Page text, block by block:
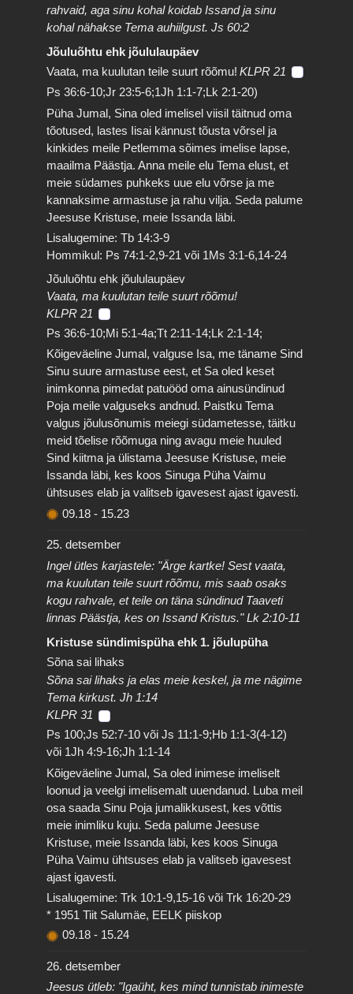
rahvaid, aga sinu kohal koidab Issand ja sinu
kohal nähakse Tema auhiilgust. Js 60:2
Jõuluõhtu ehk jõululaupäev
Vaata, ma kuulutan teile suurt rõõmu! KLPR 21
Ps 36:6-10;Jr 23:5-6;1Jh 1:1-7;Lk 2:1-20)
Püha Jumal, Sina oled imelisel viisil täitnud oma
tõotused, lastes Iisai kännust tõusta võrsel ja
kinkides meile Petlemma sõimes imelise lapse,
maailma Päästja. Anna meile elu Tema elust, et
meie südames puhkeks uue elu võrse ja me
kannaksime armastuse ja rahu vilja. Seda palume
Jeesuse Kristuse, meie Issanda läbi.
Lisalugemine: Tb 14:3-9
Hommikul: Ps 74:1-2,9-21 või 1Ms 3:1-6,14-24
Jõuluõhtu ehk jõululaupäev
Vaata, ma kuulutan teile suurt rõõmu!
KLPR 21
Ps 36:6-10;Mi 5:1-4a;Tt 2:11-14;Lk 2:1-14;
Kõigeväeline Jumal, valguse Isa, me täname Sind
Sinu suure armastuse eest, et Sa oled keset
inimkonna pimedat patuööd oma ainusündinud
Poja meile valguseks andnud. Paistku Tema
valgus jõulusõnumis meiegi südametesse, täitku
meid tõelise rõõmuga ning avagu meie huuled
Sind kiitma ja ülistama Jeesuse Kristuse, meie
Issanda läbi, kes koos Sinuga Püha Vaimu
ühtsuses elab ja valitseb igavesest ajast igavesti.
09.18 - 15.23
25. detsember
Ingel ütles karjastele: "Ärge kartke! Sest vaata,
ma kuulutan teile suurt rõõmu, mis saab osaks
kogu rahvale, et teile on täna sündinud Taaveti
linnas Päästja, kes on Issand Kristus." Lk 2:10-11
Kristuse sündimispüha ehk 1. jõulupüha
Sõna sai lihaks
Sõna sai lihaks ja elas meie keskel, ja me nägime
Tema kirkust. Jh 1:14
KLPR 31
Ps 100;Js 52:7-10 või Js 11:1-9;Hb 1:1-3(4-12)
või 1Jh 4:9-16;Jh 1:1-14
Kõigeväeline Jumal, Sa oled inimese imeliselt
loonud ja veelgi imelisemalt uuendanud. Luba meil
osa saada Sinu Poja jumalikkusest, kes võttis
meie inimliku kuju. Seda palume Jeesuse
Kristuse, meie Issanda läbi, kes koos Sinuga
Püha Vaimu ühtsuses elab ja valitseb igavesest
ajast igavesti.
Lisalugemine: Trk 10:1-9,15-16 või Trk 16:20-29
* 1951 Tiit Salumäe, EELK piiskop
09.18 - 15.24
26. detsember
Jeesus ütleb: "Igaüht, kes mind tunnistab inimeste